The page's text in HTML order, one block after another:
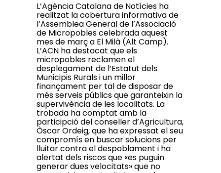
L’Agència Catalana de Notícies ha
realitzat la cobertura informativa de
l’Assemblea General de l’Associació
de Micropobles celebrada aquest
mes de març a El Milà (Alt Camp).
L’ACN ha destacat que els
micropobles reclamen el
desplegament de l’Estatut dels
Municipis Rurals i un millor
finançament per tal de disposar de
més serveis públics que garanteixin la
supervivència de les localitats. La
trobada ha comptat amb la
participció del conseller d’Agricultura,
Òscar Ordeig, que ha expressat el seu
compromís en buscar solucions per
lluitar contra el despoblament i ha
alertat dels riscos que «es puguin
generar dues velocitats» que no